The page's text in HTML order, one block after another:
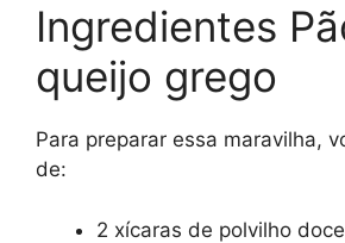
Ingredientes
queijo grego
Para preparar essa maravilha,
de:
2 xícaras de polvilho doce